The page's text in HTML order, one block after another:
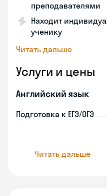
преподавателями
Находит
ученику
Читать дальше
Услуги и цены
Английский язык
Подготовка к ЕГЭ/ОГЭ
Читать дальше